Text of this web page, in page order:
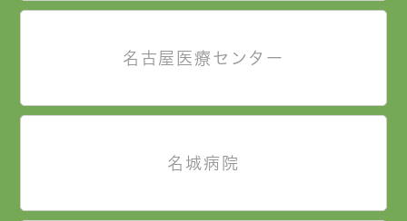
名古屋医療センター
名城病院